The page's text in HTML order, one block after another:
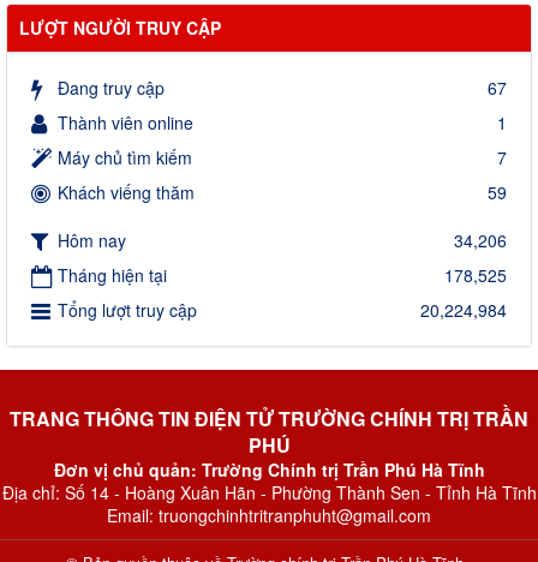
LƯỢT NGƯỜI TRUY CẬP
Đang truy cập
67
Thành viên online
1
Máy chủ tìm kiếm
7
Khách viếng thăm
59
Hôm nay
34,206
Tháng hiện tại
178,525
Tổng lượt truy cập
20,224,984
TRANG THÔNG TIN ĐIỆN TỬ TRƯỜNG CHÍNH TRỊ TRẦN
PHÚ
Đơn vị chủ quản: Trường Chính trị Trần Phú Hà Tĩnh
Địa chỉ: Số 14 - Hoàng Xuân Hãn - Phường Thành Sen - Tỉnh Hà Tĩnh
Email: truongchinhtritranphuht@gmail.com